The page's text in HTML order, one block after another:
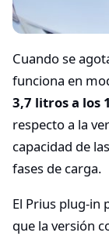
Cuando se
funciona en
3,7 litros a los
respecto a la
capacidad de
fases de carga.
El Prius plug-in
que la versión